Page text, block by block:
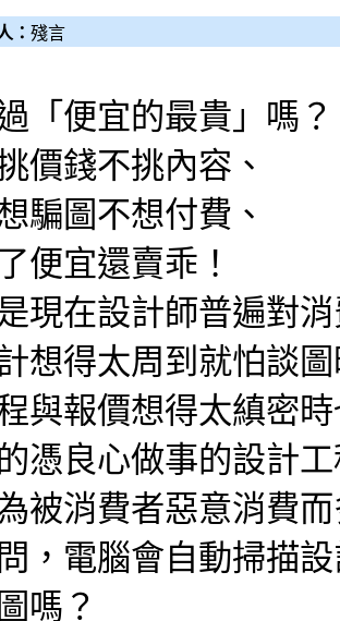
： 殘言
「便宜的最貴」嗎？
價錢不挑內容、
騙圖不想付費、
便宜還賣乖！
現在設計師普遍對
想得太周到就怕談
與報價想得太縝密
憑良心做事的設計
被消費者惡意消費
，電腦會自動掃描
嗎？